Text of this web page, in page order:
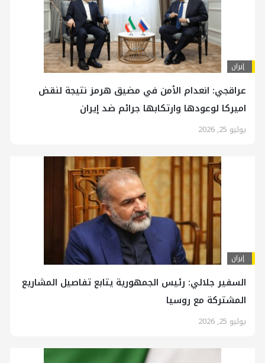
إيران
عراقجي: انعدام الأمن في مضيق هرمز نتيجة لنقض
اميركا لوعودها وارتكابها جرائم ضد إيران
يوليو 25, 2026
إيران
السفير جلالي: رئيس الجمهورية يتابع تفاصيل المشاريع
المشتركة مع روسيا
يوليو 25, 2026